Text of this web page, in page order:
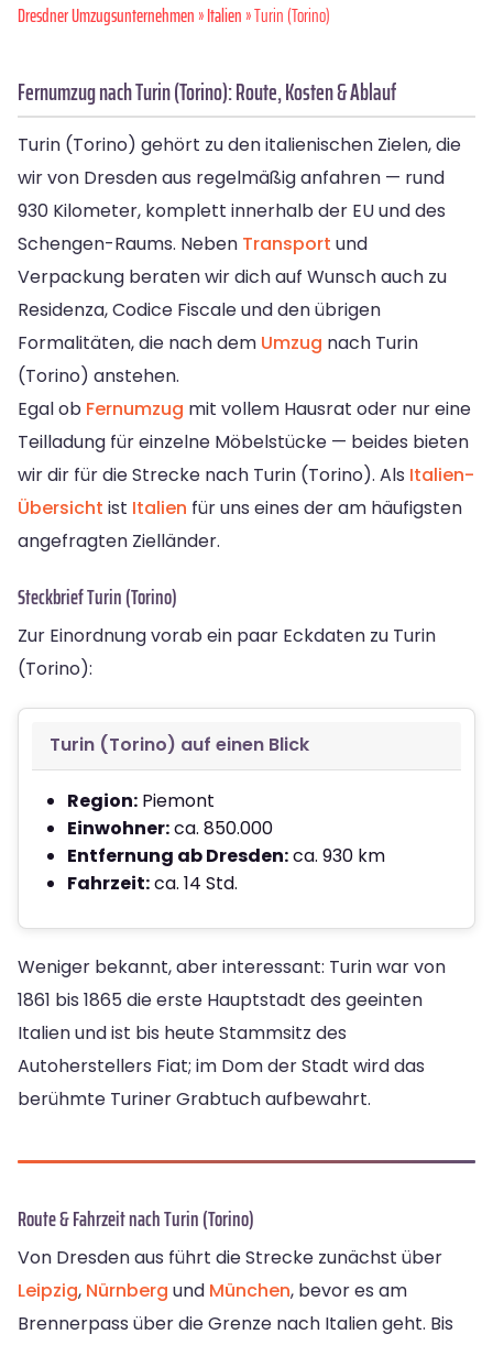
Dresdner Umzugsunternehmen»Italien» Turin (Torino)
Fernumzug nach Turin (Torino): Route, Kosten & Ablauf
Turin (Torino) gehört zu den italienischen Zielen, die
wir von Dresden aus regelmäßig anfahren — rund
930 Kilometer, komplett innerhalb der EU und des
Schengen-Raums. Neben Transport und
Verpackung beraten wir dich auf Wunsch auch zu
Residenza, Codice Fiscale und den übrigen
Formalitäten, die nach dem Umzug nach Turin
(Torino) anstehen.
Egal ob Fernumzug mit vollem Hausrat oder nur eine
Teilladung für einzelne Möbelstücke — beides bieten
wir dir für die Strecke nach Turin (Torino). Als Italien-
Übersicht ist Italien für uns eines der am häufigsten
angefragten Zielländer.
Steckbrief Turin (Torino)
Zur Einordnung vorab ein paar Eckdaten zu Turin
(Torino):
Turin (Torino) auf einen Blick
Region: Piemont
Einwohner:ca. 850.000
Entfernung ab Dresden:ca. 930 km
Fahrzeit:ca. 14 Std.
Weniger bekannt, aber interessant: Turin war von
1861 bis 1865 die erste Hauptstadt des geeinten
Italien und ist bis heute Stammsitz des
Autoherstellers Fiat; im Dom der Stadt wird das
berühmte Turiner Grabtuch aufbewahrt.
Route & Fahrzeit nach Turin (Torino)
Von Dresden aus führt die Strecke zunächst über
Leipzig, Nürnberg und München, bevor es am
Brennerpass über die Grenze nach Italien geht. Bis